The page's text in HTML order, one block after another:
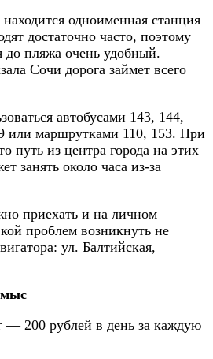
одноименная станция
достаточно часто, поэтому
до пляжа очень удобный.
Сочи дорога займет всего
автобусами 143, 144,
или маршрутками 110, 153. При
путь из центра города на этих
занять около часа из-за
приехать и на личном
проблем возникнуть не
ул. Балтийская,
— 200 рублей в день за каждую